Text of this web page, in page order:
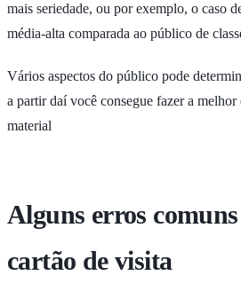
mais seriedade, ou por exemplo, o caso
média-alta comparada ao público de
Vários aspectos do público pode
a partir daí você consegue fazer a
material
Alguns erros
cartão de visita